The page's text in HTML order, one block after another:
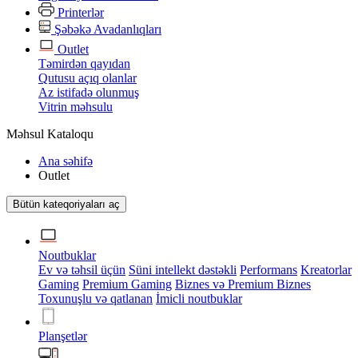
Printerlər
Şəbəkə Avadanlıqları
Outlet
Təmirdən qayıdan
Qutusu açıq olanlar
Az istifadə olunmuş
Vitrin məhsulu
Məhsul Kataloqu
Ana səhifə
Outlet
Bütün kateqoriyaları aç
Noutbuklar
Ev və təhsil üçün Süni intellekt dəstəkli Performans Kreatorlar
Gaming Premium Gaming Biznes və Premium Biznes
Toxunuşlu və qatlanan İmicli noutbuklar
Planşetlər